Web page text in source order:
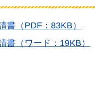
書（PDF：83KB）
書（ワード：19KB）